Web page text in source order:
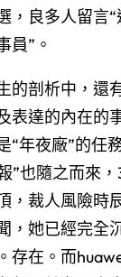
，良多人留言“
員”。
的剖析中，還
表達的內在的
“年夜廠”的任
”也隨之而來，
，裁人風險時
，她已經完全
存在。而